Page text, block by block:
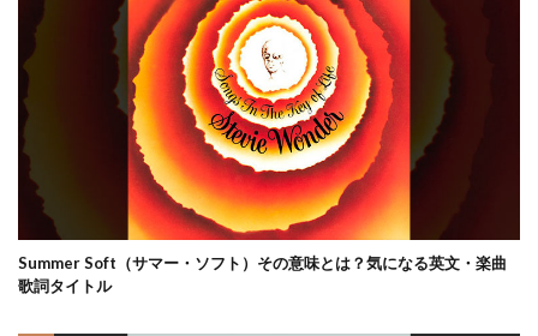
Summer Soft（サマー・ソフト）その意味とは？気になる英文・楽曲
歌詞タイトル